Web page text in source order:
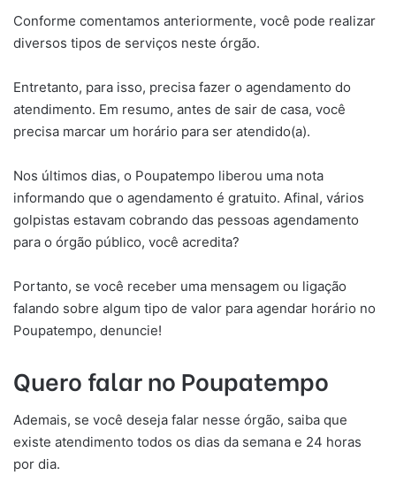
Conforme comentamos anteriormente, você pode realizar
diversos tipos de serviços neste órgão.
Entretanto, para isso, precisa fazer o agendamento do
atendimento. Em resumo, antes de sair de casa, você
precisa marcar um horário para ser atendido(a).
Nos últimos dias, o Poupatempo liberou uma nota
informando que o agendamento é gratuito. Afinal, vários
golpistas estavam cobrando das pessoas agendamento
para o órgão público, você acredita?
Portanto, se você receber uma mensagem ou ligação
falando sobre algum tipo de valor para agendar horário no
Poupatempo, denuncie!
Quero falar no Poupatempo
Ademais, se você deseja falar nesse órgão, saiba que
existe atendimento todos os dias da semana e 24 horas
por dia.